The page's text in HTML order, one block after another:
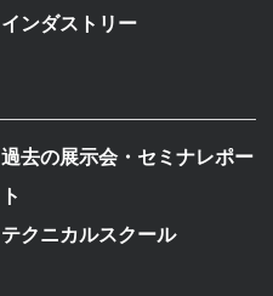
インダストリー
過去の展示会・セミナレポー
ト
テクニカルスクール